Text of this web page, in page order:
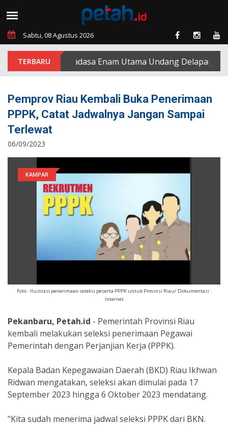
Sabtu, 08 Agustus 2026
PT Padasa Enam Utama Undang Delapan Eks
Pemprov Riau Kembali Buka Penerimaan
PPPK, Catat Jadwalnya Jangan Sampai
Terlewat
06/09/2023
KAMPAR
Foto : Ilustrasi penerimaan seleksi peserta PPPK untuk Provinsi Riau/ Dokumentasi :
Internet
Pekanbaru, Petah.id - Pemerintah Provinsi Riau
kembali melakukan seleksi penerimaan Pegawai
Pemerintah dengan Perjanjian Kerja (PPPK).
Kepala Badan Kepegawaian Daerah (BKD) Riau Ikhwan
Ridwan mengatakan, seleksi akan dimulai pada 17
September 2023 hingga 6 Oktober 2023 mendatang.
"Kita sudah menerima jadwal seleksi PPPK dari BKN.